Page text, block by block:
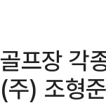
골프장 각
(주) 조형